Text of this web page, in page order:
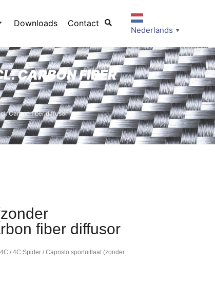
Downloads Contact
Nederlands ▼
CARBON FIBER
Carbon fiber diffusor
fiber diffusor
4C / 4C Spider / Capristo sportuitlaat (zonder